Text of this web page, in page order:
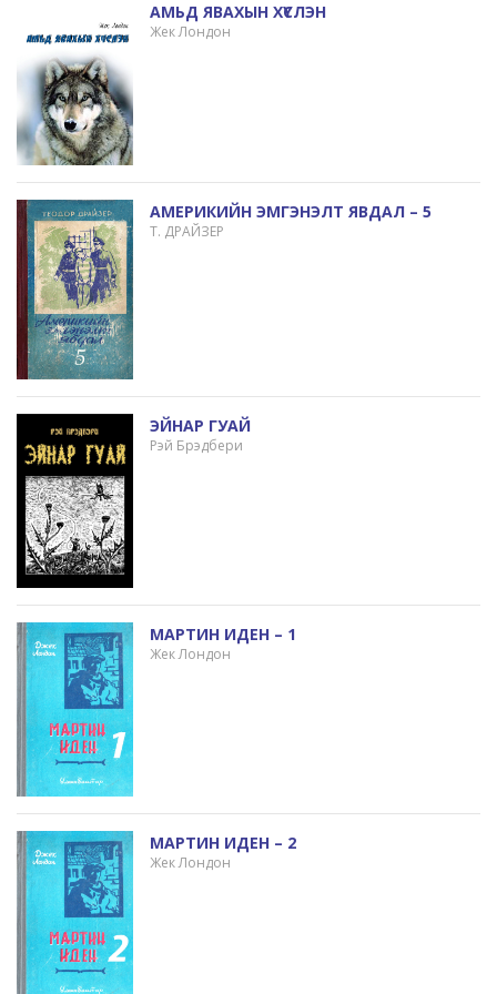
АМЬД ЯВАХЫН ХҮСЛЭН
Жек Лондон
АМЕРИКИЙН ЭМГЭНЭЛТ ЯВДАЛ – 5
Т. ДРАЙЗЕР
ЭЙНАР ГУАЙ
Рэй Брэдбери
МАРТИН ИДЕН – 1
Жек Лондон
МАРТИН ИДЕН – 2
Жек Лондон